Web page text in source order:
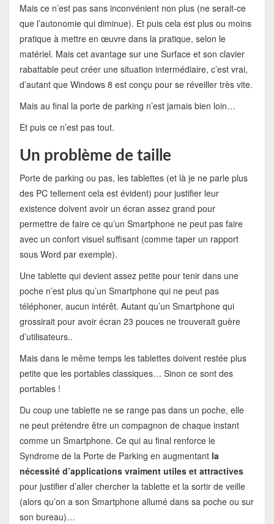
Mais ce n’est pas sans inconvénient non plus (ne serait-ce
que l’autonomie qui diminue). Et puis cela est plus ou moins
pratique à mettre en œuvre dans la pratique, selon le
matériel. Mais cet avantage sur une Surface et son clavier
rabattable peut créer une situation intermédiaire, c’est vrai,
d’autant que Windows 8 est conçu pour se réveiller très vite.
Mais au final la porte de parking n’est jamais bien loin…
Et puis ce n’est pas tout.
Un problème de taille
Porte de parking ou pas, les tablettes (et là je ne parle plus
des PC tellement cela est évident) pour justifier leur
existence doivent avoir un écran assez grand pour
permettre de faire ce qu’un Smartphone ne peut pas faire
avec un confort visuel suffisant (comme taper un rapport
sous Word par exemple).
Une tablette qui devient assez petite pour tenir dans une
poche n’est plus qu’un Smartphone qui ne peut pas
téléphoner, aucun intérêt. Autant qu’un Smartphone qui
grossirait pour avoir écran 23 pouces ne trouverait guère
d’utilisateurs..
Mais dans le même temps les tablettes doivent restée plus
petite que les portables classiques… Sinon ce sont des
portables !
Du coup une tablette ne se range pas dans un poche, elle
ne peut prétendre être un compagnon de chaque instant
comme un Smartphone. Ce qui au final renforce le
Syndrome de la Porte de Parking en augmentant la
nécessité d’applications vraiment utiles et attractives
pour justifier d’aller chercher la tablette et la sortir de veille
(alors qu’on a son Smartphone allumé dans sa poche ou sur
son bureau)…